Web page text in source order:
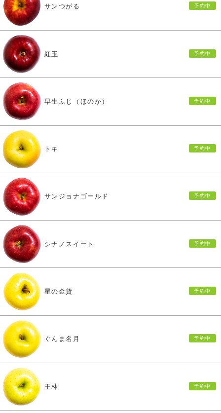
サンつがる
紅玉
早生ふじ（ほのか）
トキ
サンジョナゴールド
シナノスイート
星の金貨
ぐんま名月
王林